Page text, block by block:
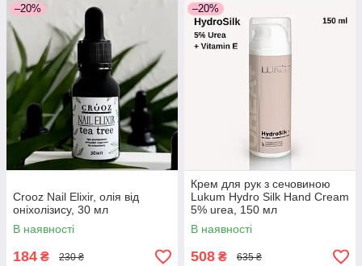
–20%
Crooz Nail Elixir, олія від
оніхолізису, 30 мл
В наявності
184 ₴ 230 ₴
–20%
Крем для рук з сечовиною
Lukum Hydro Silk Hand Cream
5% urea, 150 мл
В наявності
508 ₴ 635 ₴